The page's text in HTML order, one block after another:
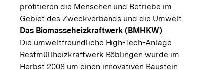
profitieren die Menschen und Betriebe im
Gebiet des Zweckverbands und die Umwelt.
Das Biomasseheizkraftwerk (BMHKW)
Die umweltfreundliche High-Tech-Anlage
Restmüllheizkraftwerk Böblingen wurde im
Herbst 2008 um einen innovativen Baustein